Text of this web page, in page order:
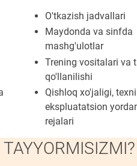
O'tkazish jadvallari
Maydonda va sinfda
mashg'ulotlar
Trening vositalari va
qo'llanilishi
Qishloq xo'jaligi,
ekspluatatsion
rejalari